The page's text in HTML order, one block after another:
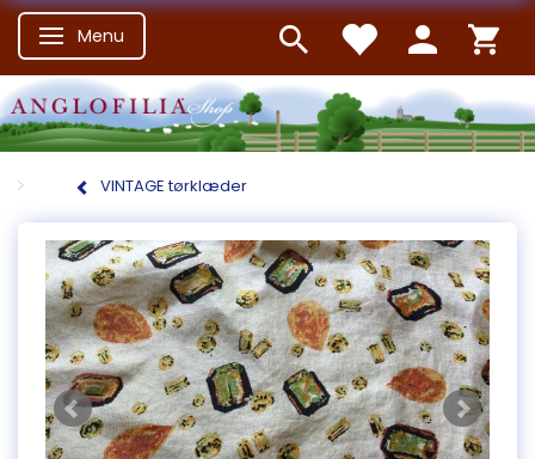
Skifte navigation
Menu
VINTAGE tørklæder